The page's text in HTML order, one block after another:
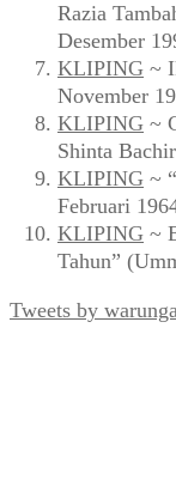
Razia
Desember
KLIPING ~
November
KLIPING ~
Shinta
KLIPING ~
Februari
KLIPING ~
Tahun”
Tweets by